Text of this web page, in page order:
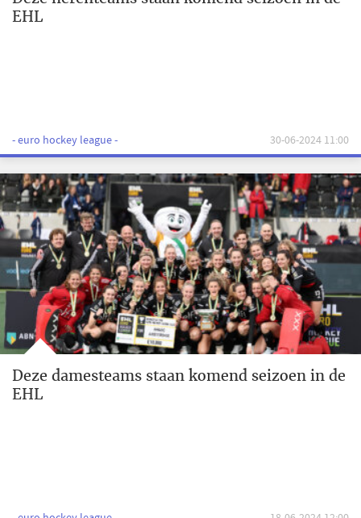
EHL
- euro hockey league - 30-06-2024 11:00
Deze damesteams staan komend seizoen in de
EHL